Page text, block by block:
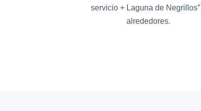
servicio + Laguna de Negrillos”
alrededores.